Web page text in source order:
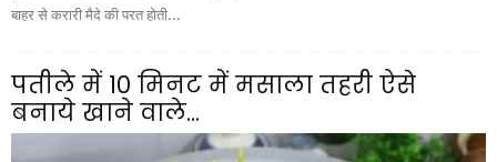
बाहर से करारी मैदे की परत होती...
पतीले में 10 मिनट में मसाला तहरी ऐसे
बनाये खाने वाले...